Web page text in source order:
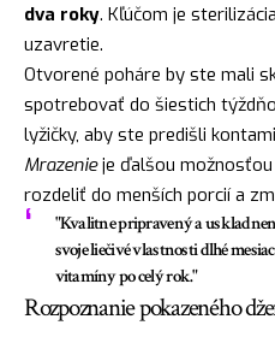
dva roky. Kľúčom je
uzavretie.
Otvorené poháre by ste mali
spotrebovať do šiestich
lyžičky, aby ste predišli
Mrazenieje ďalšou možnosťou
rozdeliť do menších porcií a
"Kvalitne pripravený a
svoje liečivé vlastnosti dlhé
vitamíny po celý rok."
Rozpoznanie pokazeného